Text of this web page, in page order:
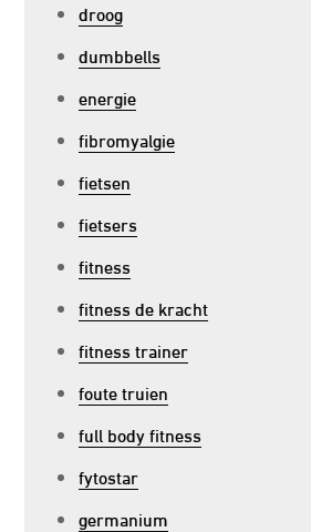
droog
dumbbells
energie
fibromyalgie
fietsen
fietsers
fitness
fitness de kracht
fitness trainer
foute truien
full body fitness
fytostar
germanium